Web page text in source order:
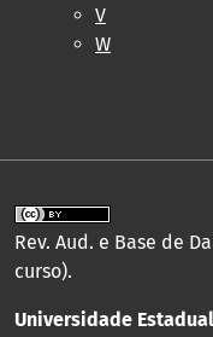
V
W
Rev. Aud. e Base de
curso).
Universidade